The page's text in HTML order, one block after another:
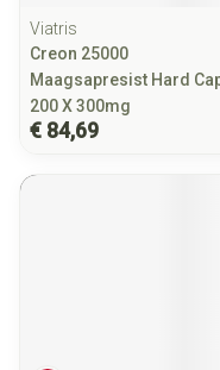
Viatris
Creon 25000
Maagsapresist Hard
200 X 300mg
€ 84,69